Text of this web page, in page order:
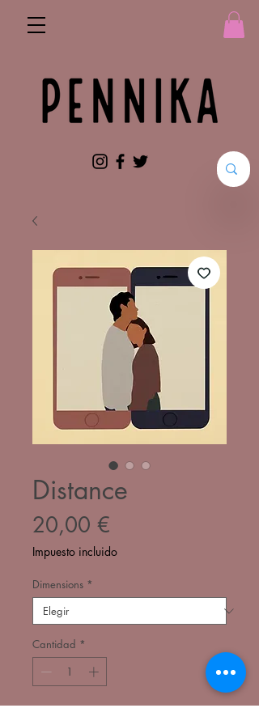
Distance
20,00 €
Impuesto incluido
Dimensions *
Cantidad *